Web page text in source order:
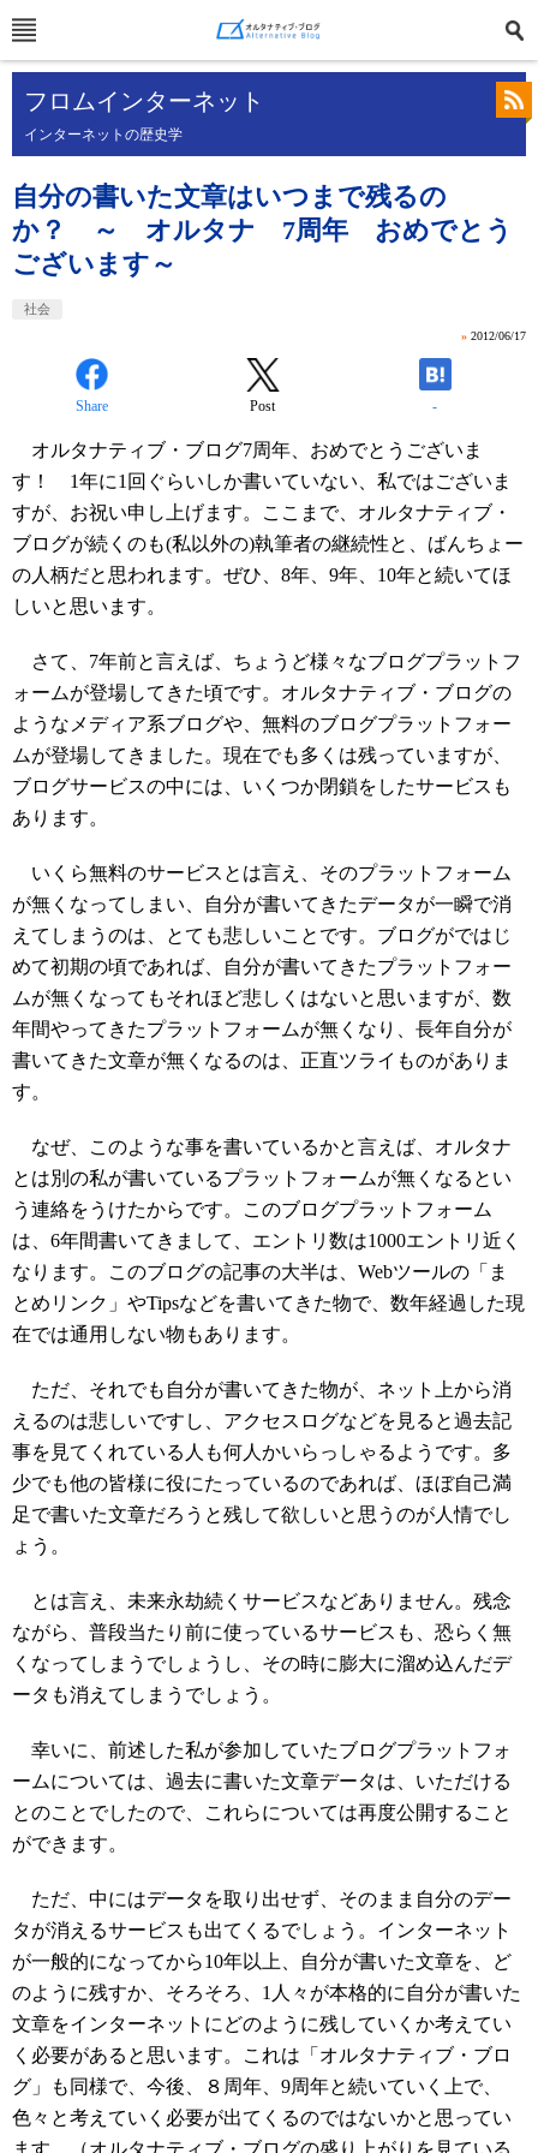
フロムインターネット
インターネットの歴史学
自分の書いた文章はいつまで残るの
か？ ～ オルタナ 7周年 おめでとう
ございます～
社会
» 2012/06/17
Share Post -
オルタナティブ・ブログ7周年、おめでとうございま
す！ 1年に1回ぐらいしか書いていない、私ではございま
すが、お祝い申し上げます。ここまで、オルタナティブ・
ブログが続くのも(私以外の)執筆者の継続性と、ばんちょー
の人柄だと思われます。ぜひ、8年、9年、10年と続いてほ
しいと思います。
さて、7年前と言えば、ちょうど様々なブログプラットフ
ォームが登場してきた頃です。オルタナティブ・ブログの
ようなメディア系ブログや、無料のブログプラットフォー
ムが登場してきました。現在でも多くは残っていますが、
ブログサービスの中には、いくつか閉鎖をしたサービスも
あります。
いくら無料のサービスとは言え、そのプラットフォーム
が無くなってしまい、自分が書いてきたデータが一瞬で消
えてしまうのは、とても悲しいことです。ブログがではじ
めて初期の頃であれば、自分が書いてきたプラットフォー
ムが無くなってもそれほど悲しくはないと思いますが、数
年間やってきたプラットフォームが無くなり、長年自分が
書いてきた文章が無くなるのは、正直ツライものがありま
す。
なぜ、このような事を書いているかと言えば、オルタナ
とは別の私が書いているプラットフォームが無くなるとい
う連絡をうけたからです。このブログプラットフォーム
は、6年間書いてきまして、エントリ数は1000エントリ近く
なります。このブログの記事の大半は、Webツールの「ま
とめリンク」やTipsなどを書いてきた物で、数年経過した現
在では通用しない物もあります。
ただ、それでも自分が書いてきた物が、ネット上から消
えるのは悲しいですし、アクセスログなどを見ると過去記
事を見てくれている人も何人かいらっしゃるようです。多
少でも他の皆様に役にたっているのであれば、ほぼ自己満
足で書いた文章だろうと残して欲しいと思うのが人情でし
ょう。
とは言え、未来永劫続くサービスなどありません。残念
ながら、普段当たり前に使っているサービスも、恐らく無
くなってしまうでしょうし、その時に膨大に溜め込んだデ
ータも消えてしまうでしょう。
幸いに、前述した私が参加していたブログプラットフォ
ームについては、過去に書いた文章データは、いただける
とのことでしたので、これらについては再度公開すること
ができます。
ただ、中にはデータを取り出せず、そのまま自分のデー
タが消えるサービスも出てくるでしょう。インターネット
が一般的になってから10年以上、自分が書いた文章を、ど
のように残すか、そろそろ、1人々が本格的に自分が書いた
文章をインターネットにどのように残していくか考えてい
く必要があると思います。これは「オルタナティブ・ブロ
グ」も同様で、今後、８周年、9周年と続いていく上で、
色々と考えていく必要が出てくるのではないかと思ってい
ます。（オルタナティブ・ブログの盛り上がりを見ている